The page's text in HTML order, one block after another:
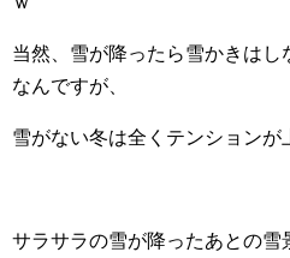
当然、雪が降ったら雪かきは
なんですが、
雪がない冬は全くテンションが
サラサラの雪が降ったあとの雪